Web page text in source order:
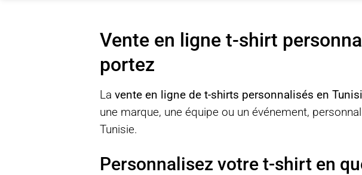
Vente en ligne t-shirt
portez
La vente en ligne de t-shirts personnalisés en
une marque, une équipe ou un événement,
Tunisie.
Personnalisez votre t-shirt en